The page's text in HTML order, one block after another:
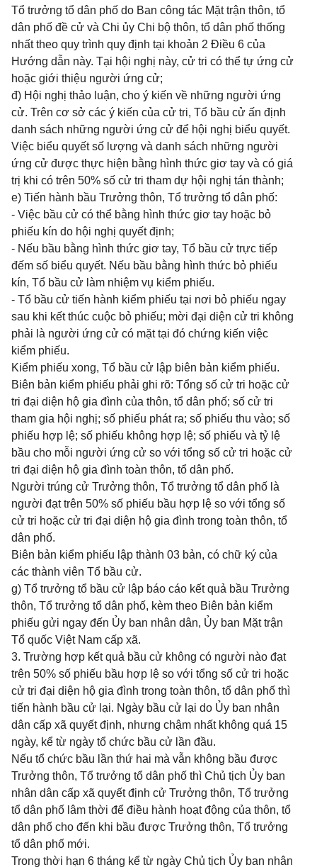
Tổ trưởng tổ dân phố do Ban công tác Mặt trận thôn, tổ
dân phố đề cử và Chi ủy Chi bộ thôn, tổ dân phố thống
nhất theo quy trình quy định tại khoản 2 Điều 6 của
Hướng dẫn này. Tại hội nghị này, cử tri có thể tự ứng cử
hoặc giới thiệu người ứng cử;
đ) Hội nghị thảo luận, cho ý kiến về những người ứng
cử. Trên cơ sở các ý kiến của cử tri, Tổ bầu cử ấn định
danh sách những người ứng cử để hội nghị biểu quyết.
Việc biểu quyết số lượng và danh sách những người
ứng cử được thực hiện bằng hình thức giơ tay và có giá
trị khi có trên 50% số cử tri tham dự hội nghị tán thành;
e) Tiến hành bầu Trưởng thôn, Tổ trưởng tổ dân phố:
- Việc bầu cử có thể bằng hình thức giơ tay hoặc bỏ
phiếu kín do hội nghị quyết định;
- Nếu bầu bằng hình thức giơ tay, Tổ bầu cử trực tiếp
đếm số biểu quyết. Nếu bầu bằng hình thức bỏ phiếu
kín, Tổ bầu cử làm nhiệm vụ kiểm phiếu.
- Tổ bầu cử tiến hành kiểm phiếu tại nơi bỏ phiếu ngay
sau khi kết thúc cuộc bỏ phiếu; mời đại diện cử tri không
phải là người ứng cử có mặt tại đó chứng kiến việc
kiểm phiếu.
Kiểm phiếu xong, Tổ bầu cử lập biên bản kiểm phiếu.
Biên bản kiểm phiếu phải ghi rõ: Tổng số cử tri hoặc cử
tri đại diện hộ gia đình của thôn, tổ dân phố; số cử tri
tham gia hội nghị; số phiếu phát ra; số phiếu thu vào; số
phiếu hợp lệ; số phiếu không hợp lệ; số phiếu và tỷ lệ
bầu cho mỗi người ứng cử so với tổng số cử tri hoặc cử
tri đại diện hộ gia đình toàn thôn, tổ dân phố.
Người trúng cử Trưởng thôn, Tổ trưởng tổ dân phố là
người đạt trên 50% số phiếu bầu hợp lệ so với tổng số
cử tri hoặc cử tri đại diện hộ gia đình trong toàn thôn, tổ
dân phố.
Biên bản kiểm phiếu lập thành 03 bản, có chữ ký của
các thành viên Tổ bầu cử.
g) Tổ trưởng tổ bầu cử lập báo cáo kết quả bầu Trưởng
thôn, Tổ trưởng tổ dân phố, kèm theo Biên bản kiểm
phiếu gửi ngay đến Ủy ban nhân dân, Ủy ban Mặt trận
Tổ quốc Việt Nam cấp xã.
3. Trường hợp kết quả bầu cử không có người nào đạt
trên 50% số phiếu bầu hợp lệ so với tổng số cử tri hoặc
cử tri đại diện hộ gia đình trong toàn thôn, tổ dân phố thì
tiến hành bầu cử lại. Ngày bầu cử lại do Ủy ban nhân
dân cấp xã quyết định, nhưng chậm nhất không quá 15
ngày, kể từ ngày tổ chức bầu cử lần đầu.
Nếu tổ chức bầu lần thứ hai mà vẫn không bầu được
Trưởng thôn, Tổ trưởng tổ dân phố thì Chủ tịch Ủy ban
nhân dân cấp xã quyết định cử Trưởng thôn, Tổ trưởng
tổ dân phố lâm thời để điều hành hoạt động của thôn, tổ
dân phố cho đến khi bầu được Trưởng thôn, Tổ trưởng
tổ dân phố mới.
Trong thời hạn 6 tháng kể từ ngày Chủ tịch Ủy ban nhân